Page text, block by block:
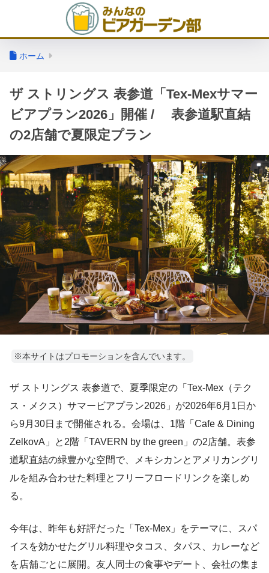
ホーム
ザ ストリングス 表参道「Tex-Mexサマー
ビアプラン2026」開催 / 表参道駅直結
の2店舗で夏限定プラン
※本サイトはプロモーションを含んでいます。
ザ ストリングス 表参道で、夏季限定の「Tex-Mex（テク
ス・メクス）サマービアプラン2026」が2026年6月1日か
ら9月30日まで開催される。会場は、1階「Cafe & Dining
ZelkovA」と2階「TAVERN by the green」の2店舗。表参
道駅直結の緑豊かな空間で、メキシカンとアメリカングリ
ルを組み合わせた料理とフリーフロードリンクを楽しめ
る。
今年は、昨年も好評だった「Tex-Mex」をテーマに、スパ
イスを効かせたグリル料理やタコス、タパス、カレーなど
を店舗ごとに展開。友人同士の食事やデート、会社の集ま